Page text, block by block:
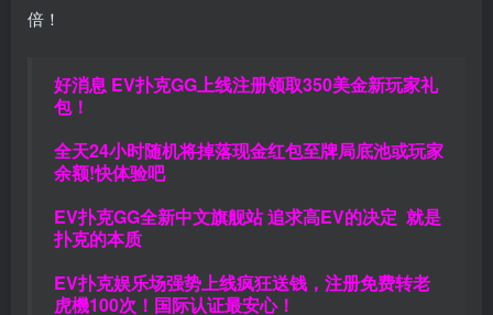
倍！
好消息 EV扑克GG上线注册领取350美金新玩家礼
包！
全天24小时随机将掉落现金红包至牌局底池或玩家
余额!快体验吧
EV扑克GG全新中文旗舰站追求高EV的决定 就是
扑克的本质
EV扑克娱乐场强势上线疯狂送钱，注册免费转老
虎機100次！国际认证最安心！